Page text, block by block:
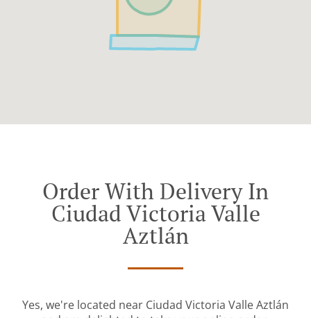
Order With Delivery In
Ciudad Victoria Valle
Aztlán
Yes, we're located near Ciudad Victoria Valle Aztlán